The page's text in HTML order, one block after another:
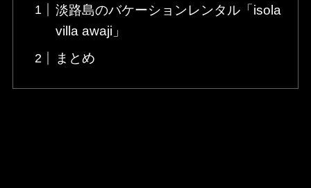
淡路島のバケーションレンタル「isola
villa awaji」
まとめ